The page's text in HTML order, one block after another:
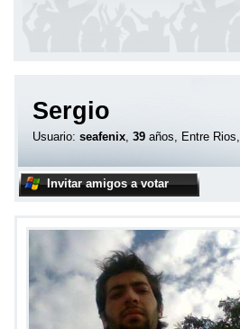
Sergio
Usuario: seafenix, 39 años, Entre Rios,
Invitar amigos a votar